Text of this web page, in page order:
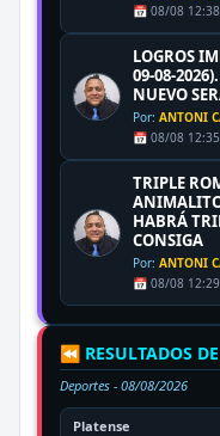
📅 08/08
LOGROS
09-08-
NUEVO
Por: ANTONI
📅 08/08
TRIPLE
HABRÁ
CONSIGA
Por: ANTONI
📅 08/08
⏪ RESULTADOS
Deportes - 08/08/2026
Platense